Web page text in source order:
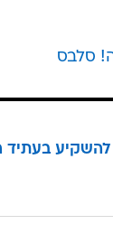
סלבס
להשקיע בעתיד